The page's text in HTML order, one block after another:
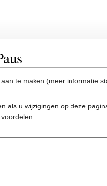
te maken (meer informatie
als u wijzigingen op deze